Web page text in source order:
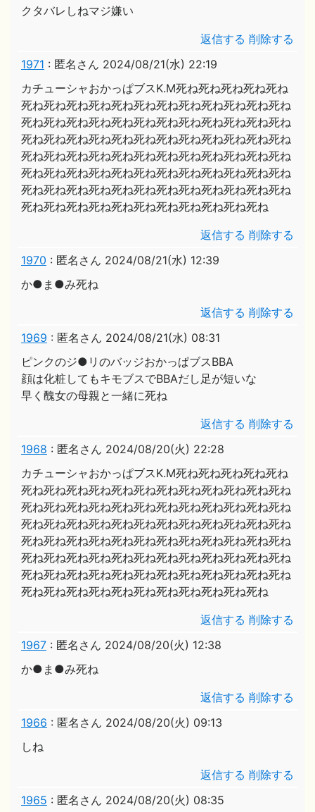
クタバレしねマジ嫌い
返信する 削除する
1971 : 匿名さん 2024/08/21(水) 22:19
カチューシャおかっぱブスK.M死ね死ね死ね死ね死ね
死ね死ね死ね死ね死ね死ね死ね死ね死ね死ね死ね死ね
死ね死ね死ね死ね死ね死ね死ね死ね死ね死ね死ね死ね
死ね死ね死ね死ね死ね死ね死ね死ね死ね死ね死ね死ね
死ね死ね死ね死ね死ね死ね死ね死ね死ね死ね死ね死ね
死ね死ね死ね死ね死ね死ね死ね死ね死ね死ね死ね死ね
死ね死ね死ね死ね死ね死ね死ね死ね死ね死ね死ね死ね
死ね死ね死ね死ね死ね死ね死ね死ね死ね死ね死ね
返信する 削除する
1970 : 匿名さん 2024/08/21(水) 12:39
か●ま●み死ね
返信する 削除する
1969 : 匿名さん 2024/08/21(水) 08:31
ピンクのジ●リのバッジおかっぱブスBBA
顔は化粧してもキモブスでBBAだし足が短いな
早く醜女の母親と一緒に死ね
返信する 削除する
1968 : 匿名さん 2024/08/20(火) 22:28
カチューシャおかっぱブスK.M死ね死ね死ね死ね死ね
死ね死ね死ね死ね死ね死ね死ね死ね死ね死ね死ね死ね
死ね死ね死ね死ね死ね死ね死ね死ね死ね死ね死ね死ね
死ね死ね死ね死ね死ね死ね死ね死ね死ね死ね死ね死ね
死ね死ね死ね死ね死ね死ね死ね死ね死ね死ね死ね死ね
死ね死ね死ね死ね死ね死ね死ね死ね死ね死ね死ね死ね
死ね死ね死ね死ね死ね死ね死ね死ね死ね死ね死ね死ね
死ね死ね死ね死ね死ね死ね死ね死ね死ね死ね死ね
返信する 削除する
1967 : 匿名さん 2024/08/20(火) 12:38
か●ま●み死ね
返信する 削除する
1966 : 匿名さん 2024/08/20(火) 09:13
しね
返信する 削除する
1965 : 匿名さん 2024/08/20(火) 08:35